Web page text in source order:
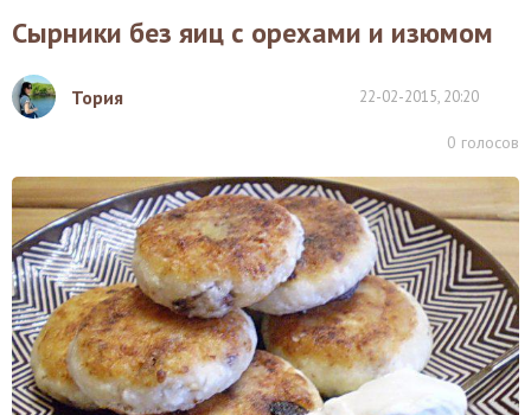
Сырники без яиц с орехами и изюмом
Тория 22-02-2015, 20:20
0 голосов